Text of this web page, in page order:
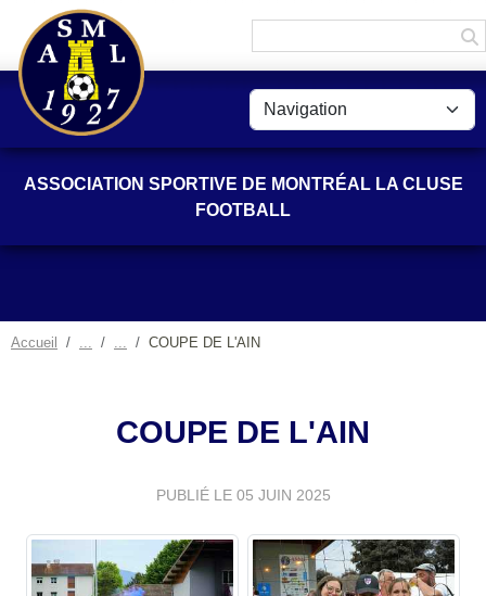
ASSOCIATION SPORTIVE DE MONTRÉAL LA CLUSE
FOOTBALL
Accueil COUPE DE L'AIN
COUPE DE L'AIN
PUBLIÉ LE 05 JUIN 2025
Panneau de gestion des cookies